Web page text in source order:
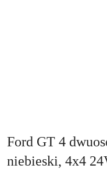
Ford GT 4
niebieski, 4x4